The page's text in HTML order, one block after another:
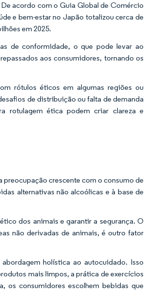
acordo com o Guia Global de Comércio
e bem-estar no Japão totalizou cerca de
em 2025.
de conformidade, o que pode levar ao
aos consumidores, tornando os
rótulos éticos em algumas regiões ou
de distribuição ou falta de demanda
rotulagem ética podem criar clareza e
preocupação crescente com o consumo de
alternativas não alcoólicas e à base de
dos animais e garantir a segurança. O
não derivadas de animais, é outro fator
holística ao autocuidado. Isso
mais limpos, a prática de exercícios
os consumidores escolhem bebidas que